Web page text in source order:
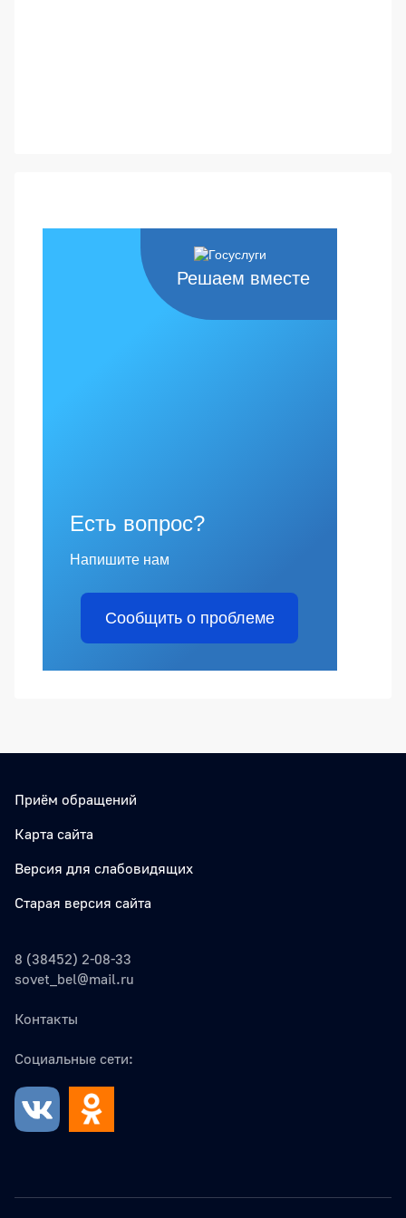
Решаем вместе
Есть вопрос?
Напишите нам
Сообщить о проблеме
Приём обращений
Карта сайта
Версия для слабовидящих
Старая версия сайта
8 (38452) 2-08-33
sovet_bel@mail.ru
Контакты
Социальные сети: